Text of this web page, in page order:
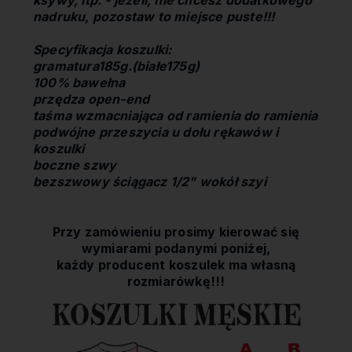
nadruku, pozostaw to miejsce puste!!!
Specyfikacja koszulki:
gramatura185g.(białe175g)
100% bawełna
przędza open-end
taśma wzmacniająca od ramienia do ramienia
podwójne przeszycia u dołu rękawów i
koszulki
boczne szwy
bezszwowy ściągacz 1/2" wokół szyi
Przy zamówieniu prosimy kierować się
wymiarami podanymi poniżej,
każdy producent koszulek ma własną
rozmiarówkę!!!